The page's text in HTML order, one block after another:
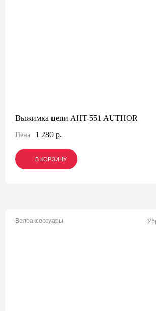
Выжимка цепи AHT-551 AUTHOR
Цена: 1 280 р.
В КОРЗИНУ
В КОРЗИНУ
В КОРЗИНУ
Велоаксессуары